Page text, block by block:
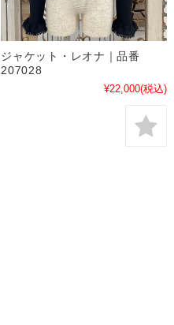
ジャケット・レオナ｜品番
207028
¥22,000(税込)